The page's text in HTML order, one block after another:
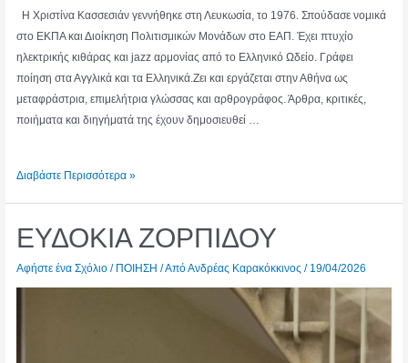
Η Χριστίνα Κασσεσιάν γεννήθηκε στη Λευκωσία, το 1976. Σπούδασε νομικά
στο ΕΚΠΑ και Διοίκηση Πολιτισμικών Μονάδων στο ΕΑΠ. Έχει πτυχίο
ηλεκτρικής κιθάρας και jazz αρμονίας από το Ελληνικό Ωδείο. Γράφει
ποίηση στα Αγγλικά και τα Ελληνικά.Ζει και εργάζεται στην Αθήνα ως
μεταφράστρια, επιμελήτρια γλώσσας και αρθρογράφος. Άρθρα, κριτικές,
ποιήματα και διηγήματά της έχουν δημοσιευθεί …
ΧΡΙΣΤΙΝΑ
Διαβάστε Περισσότερα »
ΕΥΔΟΚΙΑ ΖΟΡΠΙΔΟΥ
Αφήστε ένα Σχόλιο / ΠΟΙΗΣΗ / ΑπόΑνδρέας Καρακόκκινος / 19/04/2026